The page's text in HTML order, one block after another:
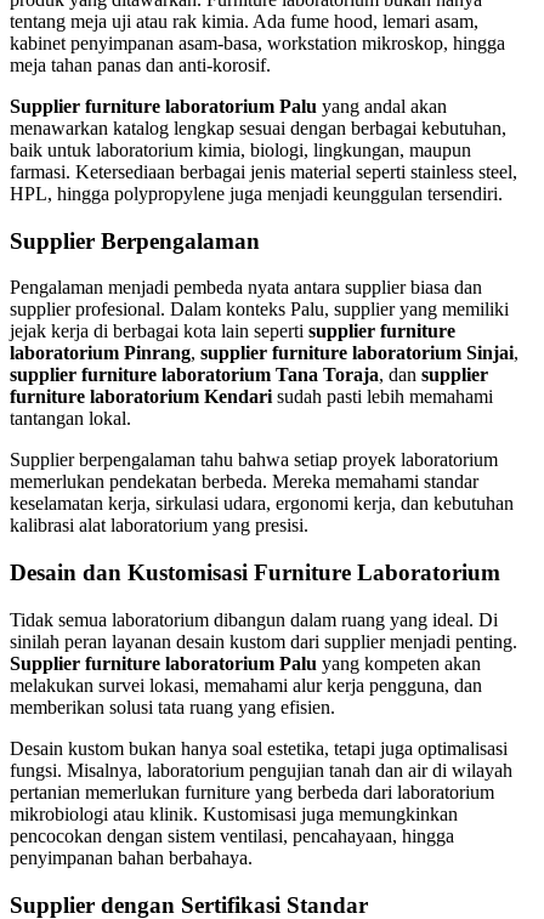
tentang meja uji atau rak kimia. Ada fume hood, lemari asam,
kabinet penyimpanan asam-basa, workstation mikroskop, hingga
meja tahan panas dan anti-korosif.
Supplier furniture laboratorium Palu yang andal akan
menawarkan katalog lengkap sesuai dengan berbagai kebutuhan,
baik untuk laboratorium kimia, biologi, lingkungan, maupun
farmasi. Ketersediaan berbagai jenis material seperti stainless steel,
HPL, hingga polypropylene juga menjadi keunggulan tersendiri.
Supplier Berpengalaman
Pengalaman menjadi pembeda nyata antara supplier biasa dan
supplier profesional. Dalam konteks Palu, supplier yang memiliki
jejak kerja di berbagai kota lain seperti supplier furniture
laboratorium Pinrang, supplier furniture laboratorium Sinjai,
supplier furniture laboratorium Tana Toraja, dan supplier
furniture laboratorium Kendarisudah pasti lebih memahami
tantangan lokal.
Supplier berpengalaman tahu bahwa setiap proyek laboratorium
memerlukan pendekatan berbeda. Mereka memahami standar
keselamatan kerja, sirkulasi udara, ergonomi kerja, dan kebutuhan
kalibrasi alat laboratorium yang presisi.
Desain dan Kustomisasi Furniture Laboratorium
Tidak semua laboratorium dibangun dalam ruang yang ideal. Di
sinilah peran layanan desain kustom dari supplier menjadi penting.
Supplier furniture laboratorium Palu yang kompeten akan
melakukan survei lokasi, memahami alur kerja pengguna, dan
memberikan solusi tata ruang yang efisien.
Desain kustom bukan hanya soal estetika, tetapi juga optimalisasi
fungsi. Misalnya, laboratorium pengujian tanah dan air di wilayah
pertanian memerlukan furniture yang berbeda dari laboratorium
mikrobiologi atau klinik. Kustomisasi juga memungkinkan
pencocokan dengan sistem ventilasi, pencahayaan, hingga
penyimpanan bahan berbahaya.
Supplier dengan Sertifikasi Standar